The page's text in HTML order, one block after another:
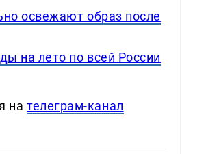
освежают образ после
на лето по всей России
нателеграм-канал